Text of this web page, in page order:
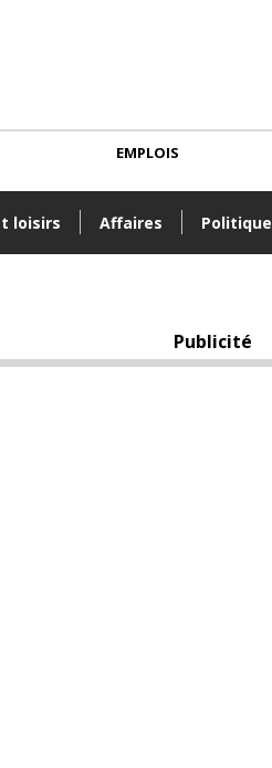
loisirs Affaires Politique
EMPLOIS
Publicité